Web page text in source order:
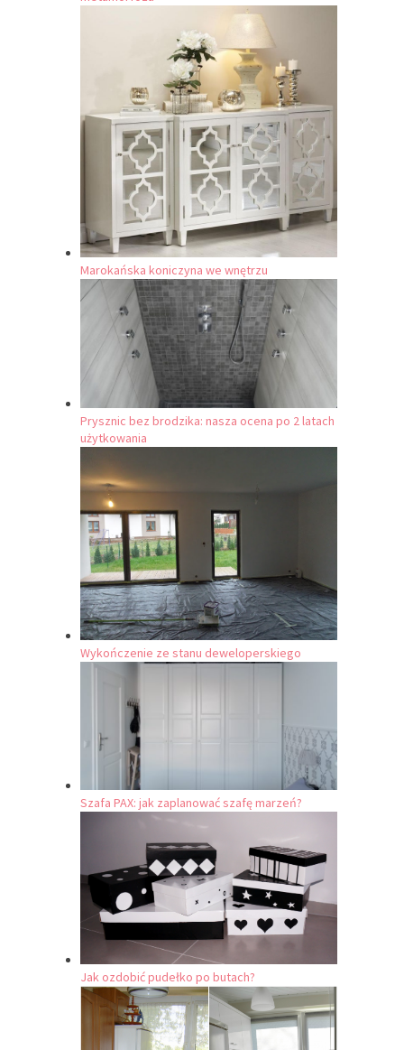
Marokańska koniczyna we wnętrzu
Prysznic bez brodzika: nasza ocena po 2 latach
użytkowania
Wykończenie ze stanu deweloperskiego
Szafa PAX: jak zaplanować szafę marzeń?
Jak ozdobić pudełko po butach?